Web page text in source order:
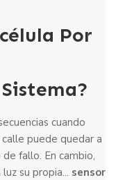
Por
cuando
puede quedar a
fallo. En cambio,
su propia... sensor